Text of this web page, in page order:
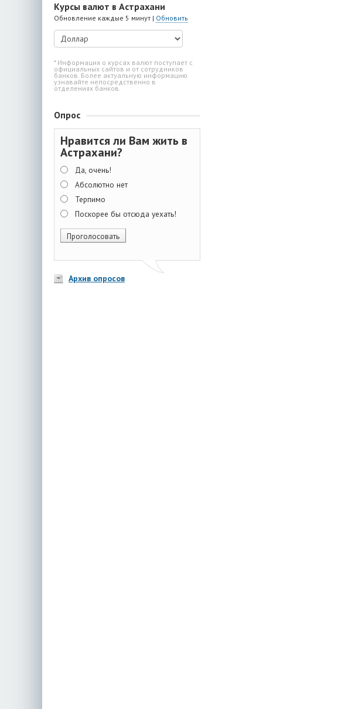
Курсы валют в Астрахани
Обновление каждые 5 минут | Обновить
* Информация о курсах валют поступает с
официальных сайтов и от сотрудников
банков. Более актуальную информацию
узнавайте непосредственно в
отделениях банков.
Опрос
Нравится ли Вам жить в
Астрахани?
Да, очень!
Абсолютно нет
Терпимо
Поскорее бы отсюда уехать!
Архив опросов